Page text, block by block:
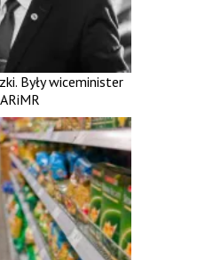
Były wiceminister